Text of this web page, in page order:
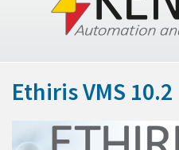
MENY
Ethiris VMS 10.2